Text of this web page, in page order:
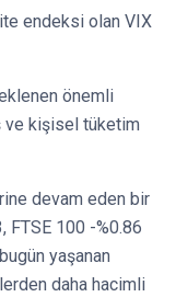
endeksi olan VIX
önemli
ve kişisel tüketim
devam eden bir
FTSE 100 -%0.86
yaşanan
daha hacimli